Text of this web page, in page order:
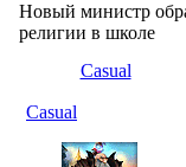
Новый министр
религии в школе
Casual
Casual